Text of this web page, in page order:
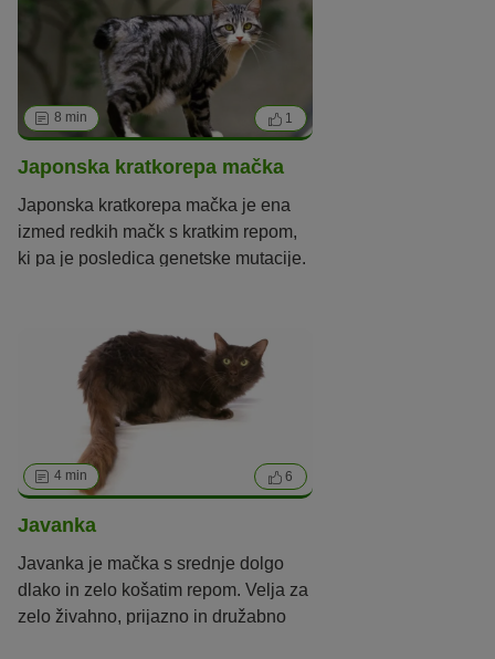
8 min 1
Japonska kratkorepa mačka
Japonska kratkorepa mačka je ena
izmed redkih mačk s kratkim repom,
ki pa je posledica genetske mutacije.
4 min 6
Javanka
Javanka je mačka s srednje dolgo
dlako in zelo košatim repom. Velja za
zelo živahno, prijazno in družabno